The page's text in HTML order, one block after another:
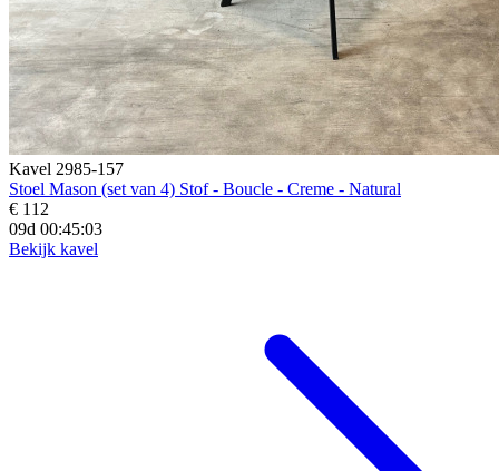
Kavel 2985-157
Stoel Mason (set van 4) Stof - Boucle - Creme - Natural
€ 112
09d 00:45:02
Bekijk kavel